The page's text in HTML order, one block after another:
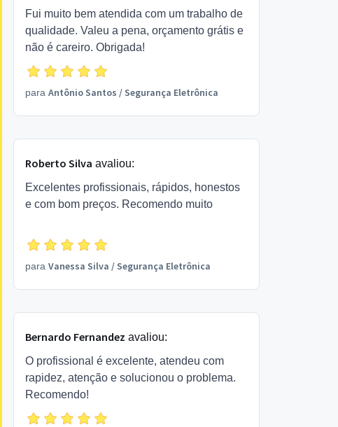
Fui muito bem atendida com um trabalho de
qualidade. Valeu a pena, orçamento grátis e
não é careiro. Obrigada!
para Antônio Santos /Segurança Eletrônica
Roberto Silva avaliou:
Excelentes profissionais, rápidos, honestos
e com bom preços. Recomendo muito
para Vanessa Silva /Segurança Eletrônica
Bernardo Fernandez avaliou:
O profissional é excelente, atendeu com
rapidez, atenção e solucionou o problema.
Recomendo!